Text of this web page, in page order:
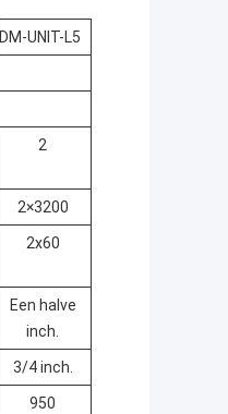
DM-UNIT-L5
2
2×3200
2x60
Een halve
inch.
3/4 inch.
950